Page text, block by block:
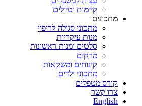
קיימות וטיולים
מתכונים
מתכוני סגולה לריפוי
מנות עיקריות
סלטים ומנות ראשונות
מרקים
קינוחים ומשקאות
מתכוני ילדים
קורס מטפלים
צרו קשר
English